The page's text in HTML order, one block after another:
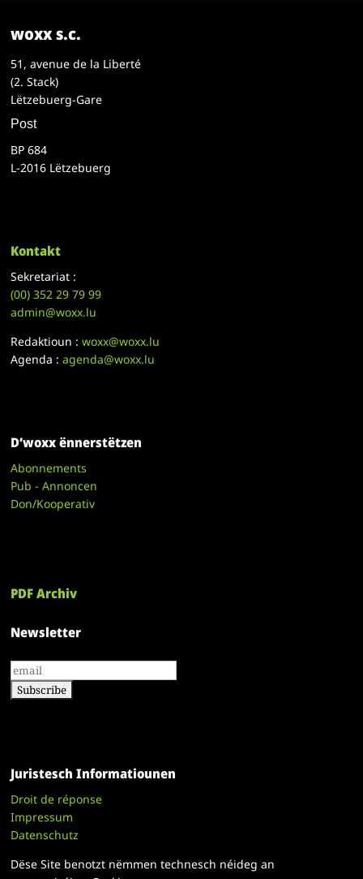
woxx s.c.
51, avenue de la Liberté
(2. Stack)
Lëtzebuerg-Gare
Post
BP 684
L-2016 Lëtzebuerg
Kontakt
Sekretariat :
(00)352 29 79 99
admin@woxx.lu
Redaktioun :woxx@woxx.lu
Agenda :agenda@woxx.lu
D’woxx ënnerstëtzen
Abonnements
Pub - Annoncen
Don/Kooperativ
PDF Archiv
Newsletter
Juristesch Informatiounen
Droit de réponse
Impressum
Datenschutz
Dëse Site benotzt nëmmen technesch néideg an